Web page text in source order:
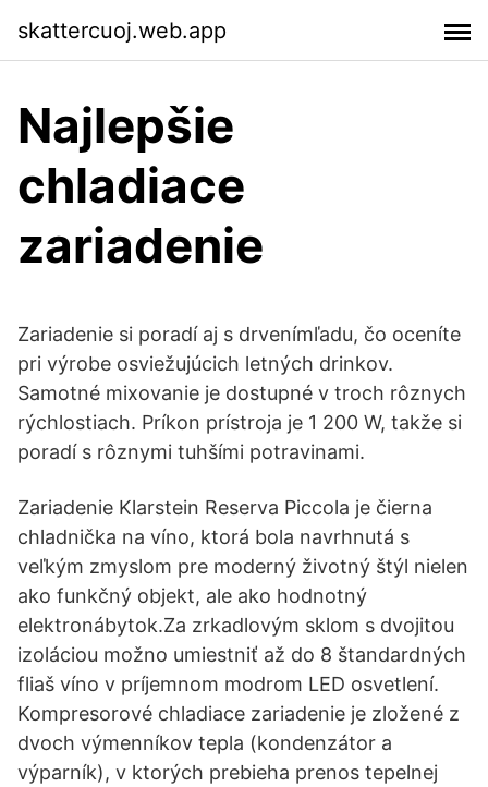
skattercuoj.web.app
Najlepšie
chladiace
zariadenie
Zariadenie si poradí aj s drvenímľadu, čo oceníte
pri výrobe osviežujúcich letných drinkov.
Samotné mixovanie je dostupné v troch rôznych
rýchlostiach. Príkon prístroja je 1 200 W, takže si
poradí s rôznymi tuhšími potravinami.
Zariadenie Klarstein Reserva Piccola je čierna
chladnička na víno, ktorá bola navrhnutá s
veľkým zmyslom pre moderný životný štýl nielen
ako funkčný objekt, ale ako hodnotný
elektronábytok.Za zrkadlovým sklom s dvojitou
izoláciou možno umiestniť až do 8 štandardných
fliaš víno v príjemnom modrom LED osvetlení.
Kompresorové chladiace zariadenie je zložené z
dvoch výmenníkov tepla (kondenzátor a
výparník), v ktorých prebieha prenos tepelnej